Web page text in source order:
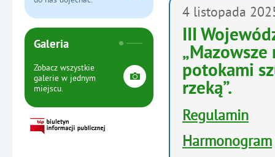
Galeria
Zobacz wszystkie
galerie w jednym
miejscu.
4 listopada
III
potokami
rzeką”.
Regulamin
Harmonogram